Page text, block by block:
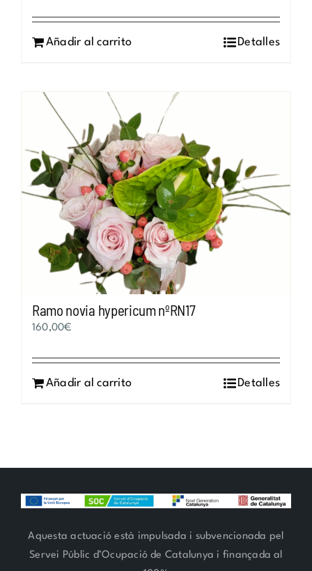
Añadir al carrito Detalles
Ramo novia hypericum nºRN17
160,00€
Añadir al carrito Detalles
Aquesta actuació està impulsada i subvencionada pel
Servei Públic d’Ocupació de Catalunya i finançada al